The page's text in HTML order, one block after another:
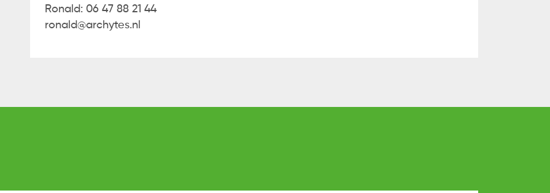
Ronald: 06 47 88 21 44
ronald@archytes.nl